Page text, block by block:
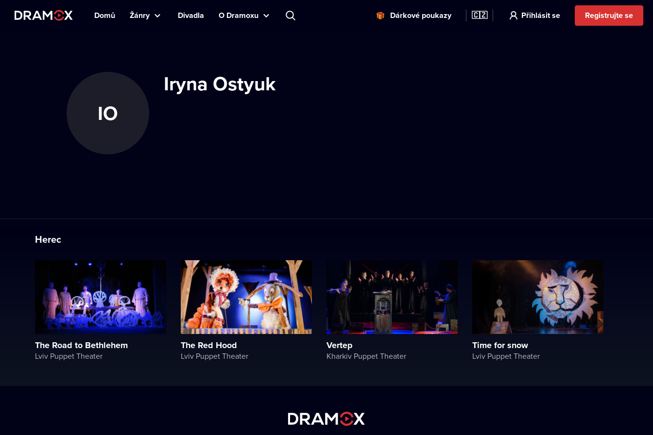
Domů Žánry Divadla O Dramoxu Dárkové poukazy 🇨🇿 Přihlásit se Registrujte se
IO
Iryna Ostyuk
Herec
The Road to Bethlehem
Lviv Puppet Theater
The Red Hood
Lviv Puppet Theater
Vertep
Kharkiv Puppet Theater
Time for snow
Lviv Puppet Theater